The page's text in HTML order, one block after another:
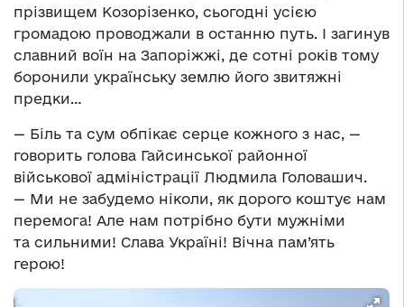
прізвищем Козорізенко, сьогодні усією
громадою проводжали в останню путь. І загинув
славний воїн на Запоріжжі, де сотні років тому
боронили українську землю його звитяжні
предки…
— Біль та сум обпікає серце кожного з нас, —
говорить голова Гайсинської районної
військової адміністрації Людмила Головашич.
— Ми не забудемо ніколи, як дорого коштує нам
перемога! Але нам потрібно бути мужніми
та сильними! Слава Україні! Вічна пам’ять
герою!